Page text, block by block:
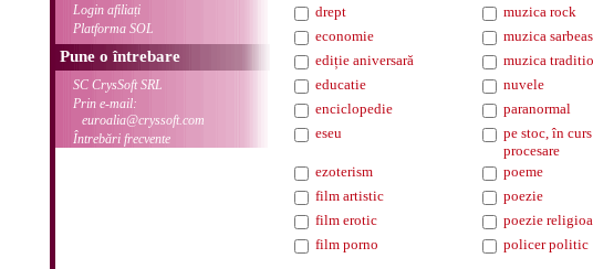
Login afiliați
Platforma SOL
Pune o întrebare
SC CrysSoft SRL
Prin e-mail:
euroalia@cryssoft.com
Întrebări frecvente
drept
muzica rock
economie
muzica
ediție aniversară
muzica
educatie
nuvele
enciclopedie
paranormal
eseu
pe stoc, în
procesare
ezoterism poeme
film artistic
poezie
film erotic
poezie
film porno
policer politic